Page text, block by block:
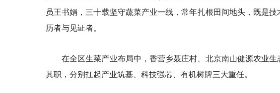
员王书娟，三十载坚守蔬菜产业一线，常年扎根田间地头，既是
历者与见证者。
在全区生菜产业布局中，香营乡聂庄村、北京南山健源农业
其职，分别扛起产业筑基、科技强芯、有机树牌三大重任。